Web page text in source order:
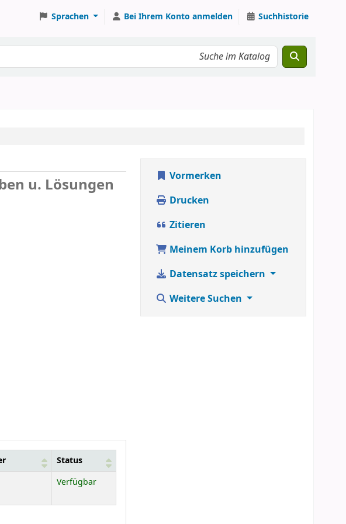
Sprachen Bei Ihrem Konto anmelden Suchhistorie
u. Lösungen
Status
Verfügbar
Vormerken
Drucken
Zitieren
Meinem Korb hinzufügen
Datensatz speichern
Weitere Suchen